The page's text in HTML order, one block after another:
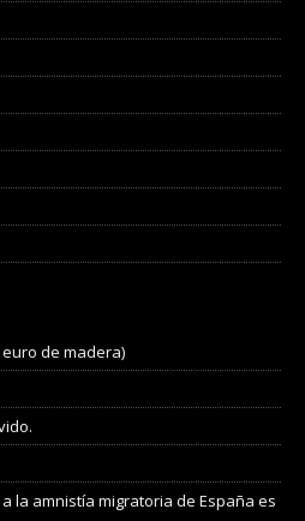
de madera)
la amnistía migratoria de España es